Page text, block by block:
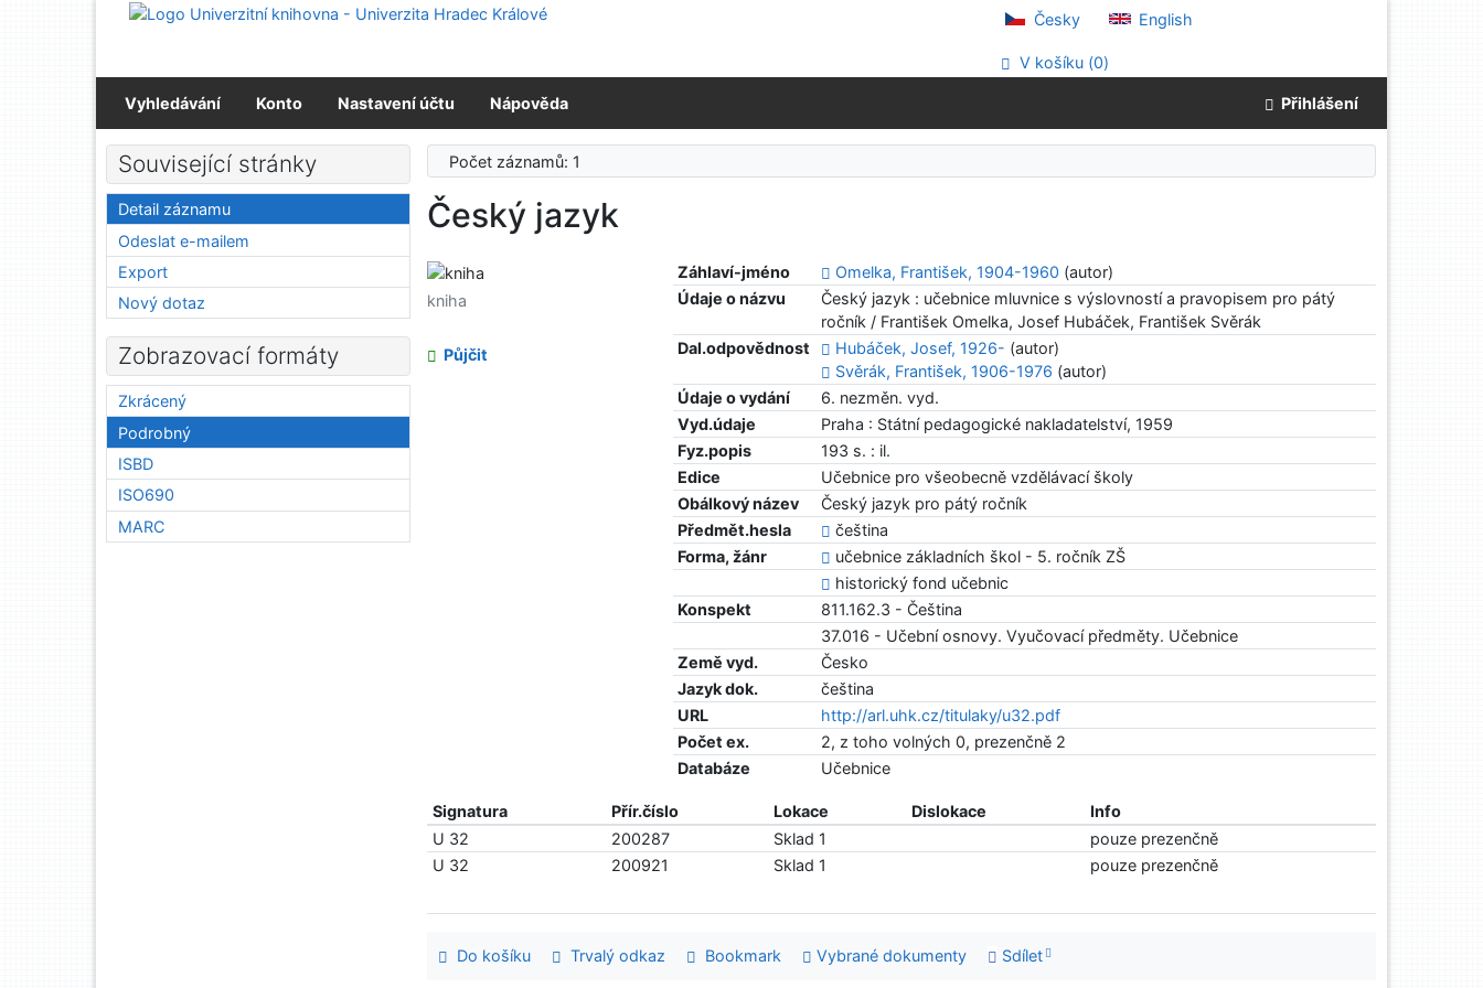
Přejít na obsah
Česky English
V košíku (0)
Vyhledávání Konto Nastavení účtu Nápověda Přihlášení
Počet záznamů: 1
Český jazyk
Záhlaví-jméno Omelka, František, 1904-1960 (autor)
Údaje o názvu
Český jazyk : učebnice mluvnice s výslovností a pravopisem pro pátý
ročník / František Omelka, Josef Hubáček, František Svěrák
Dal.odpovědnost
Hubáček, Josef, 1926- (autor)
Svěrák, František, 1906-1976 (autor)
Údaje o vydání
6. nezměn. vyd.
Vyd.údaje
Praha : Státní pedagogické nakladatelství, 1959
Fyz.popis
193 s. : il.
Edice
Učebnice pro všeobecně vzdělávací školy
Obálkový název
Český jazyk pro pátý ročník
Předmět.hesla
čeština
Forma, žánr
učebnice základních škol - 5. ročník ZŠ
historický fond učebnic
Konspekt
811.162.3 - Čeština
37.016 - Učební osnovy. Vyučovací předměty. Učebnice
Země vyd.
Česko
Jazyk dok.
čeština
URL
http://arl.uhk.cz/titulaky/u32.pdf
Počet ex.
2, z toho volných 0, prezenčně 2
Databáze
Učebnice
kniha
Půjčit
Signatura Přír.číslo Lokace Dislokace
Info
U 32
200287 Sklad 1
pouze prezenčně
U 32
200921 Sklad 1 pouze prezenčně
Do košíku Trvalý odkaz Bookmark Vybrané dokumenty Sdílet
Související stránky
Detail záznamu
Odeslat e-mailem
Export
Nový dotaz
Zobrazovací formáty
Zkrácený
Podrobný
ISBD
ISO690
MARC